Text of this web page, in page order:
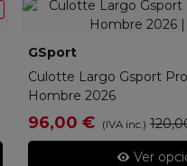
GSport
Culotte Largo Gsport
Hombre 2026
96,00 € (IVA inc.)
Ver